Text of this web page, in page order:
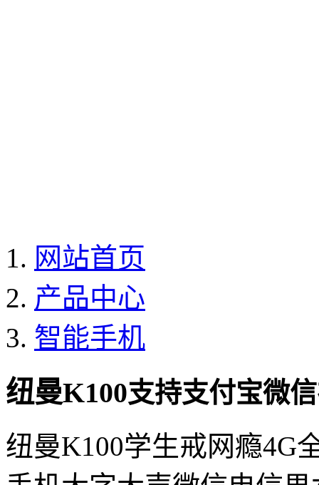
网站首页
产品中心
智能手机
纽曼K100支持支付宝微
纽曼K100学生戒网瘾4G